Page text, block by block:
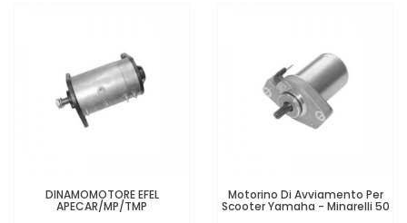
DINAMOMOTORE EFEL
APECAR/MP/TMP
Motorino Di Avviamento Per
Scooter Yamaha - Minarelli 50